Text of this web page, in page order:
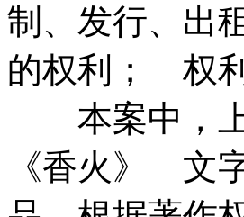
制、发行、出
的权利； 权
本案中，上
《香火》 文